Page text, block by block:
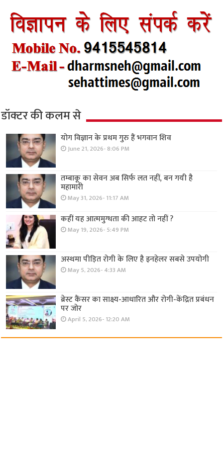
डॉक्टर की कलम से
योग विज्ञान के प्रथम गुरु हैं भगवान शिव
June 21, 2026- 8:06 PM
तम्बाकू का सेवन अब सिर्फ लत नहीं, बन गयी है
महामारी
May 31, 2026- 11:17 AM
कहीं यह आत्ममुग्धता की आहट तो नहीं ?
May 19, 2026- 5:49 PM
अस्थमा पीड़ित रोगी के लिए है इनहेलर सबसे उपयोगी
May 5, 2026- 4:33 AM
ब्रेस्ट कैंसर का साक्ष्य-आधारित और रोगी-केंद्रित प्रबंधन
पर जोर
April 5, 2026- 12:20 AM